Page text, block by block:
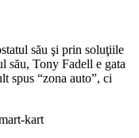
său şi prin soluţiile
său, Tony Fadell e gata
spus “zona auto”, ci